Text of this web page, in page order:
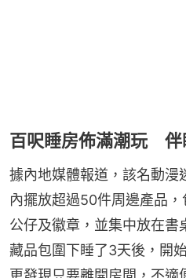
百呎睡房佈滿潮玩 伴
據內地媒體報道，該名動漫
內擺放超過50件周邊產品，
公仔及徽章，並集中放在書
藏品包圍下睡了3天後，開